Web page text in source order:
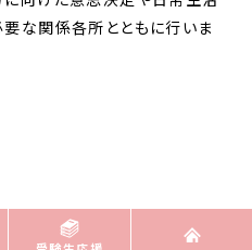
要な関係各所とともに行いま